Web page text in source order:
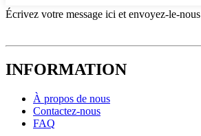
Écrivez votre message ici et envoyez-le-nous
INFORMATION
À propos de nous
Contactez-nous
FAQ